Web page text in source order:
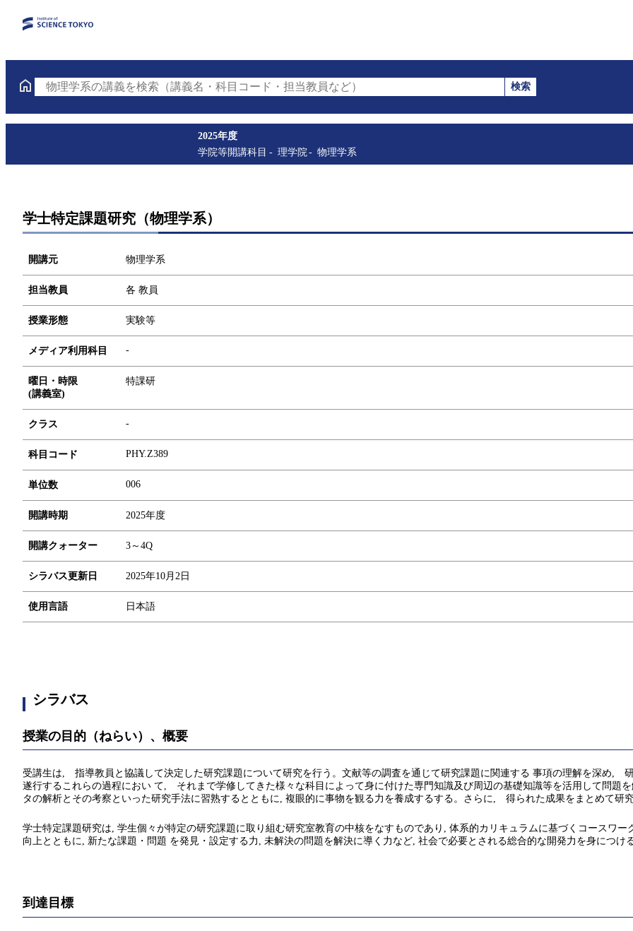
物理学系の講義を検索（講義名・科目コード・担当教員など）
検索
2025年度
学院等開講科目
理学院 物理学系
学士特定課題研究（物理学系）
開講元 物理学系
担当教員 各 教員
授業形態 実験等
メディア利用科目 -
曜日・時限
(講義室)
特課研
クラス -
科目コード PHY.Z389
単位数 006
開講時期 2025年度
開講クォーター 3～4Q
シラバス更新日 2025年10月2日
使用言語 日本語
シラバス
授業の目的（ねらい）、概要
受講生は, 指導教員と協議して決定した研究課題について研究を行う。文献等の調査を通じて研究課題に関連する 事項の理解を深め,
遂行するこれらの過程におい て, それまで学修してきた様々な科目によって身に付けた専門知識及び周辺の基礎知識等を活用して問
タの解析とその考察といった研究手法に習熟するとともに, 複眼的に事物を観る力を養成するする。さらに, 得られた成果をまとめて研
学士特定課題研究は, 学生個々が特定の研究課題に取り組む研究室教育の中核をなすものであり, 体系的カリキュラムに基づくコースワ
向上とともに, 新たな課題・問題 を発見・設定する力, 未解決の問題を解決に導く力など, 社会で必要とされる総合的な開発力を身につけ
到達目標